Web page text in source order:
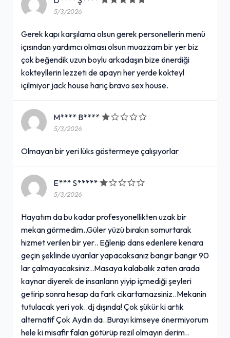
5/3/2026
Gerek kapı karşılama olsun gerek personellerin menü
içısından yardımcı olması olsun muazzam bir yer biz
çok beğendik uzun boylu arkadaşın bize önerdiği
kokteyllerin lezzeti de apayrı her yerde kokteyl
içilmiyor jack house hariç bravo sex house.
M**** B****
5/3/2026
Olmayan bir yeri lüks göstermeye çalışıyorlar
E*** S*****
5/3/2026
Hayatım da bu kadar profesyonellikten uzak bir
mekan görmedim..Güler yüzü bırakın somurtarak
hizmet verilen bir yer.. Eğlenip dans edenlere kenara
geçin şeklinde uyarılar yapacaksaniz bangır bangır 90
lar çalmayacaksiniz..Masaya kalabalık zaten arada
kaynar diyerek de insanların yiyip içmediği şeyleri
getirip sonra hesap da fark cikartamazsiniz..Mekanin
tutulacak yeri yok..dj dışında! Çok şükür ki artık
alternatif Çok Aydın da..Burayı kimseye önermiyorum
hele ki misafir falan götürüp rezil olmayın derim..